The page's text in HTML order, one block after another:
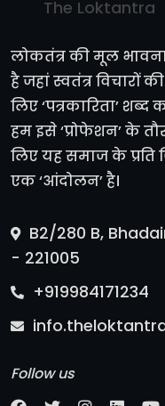
The Loktantra
लोकतंत्र की मूल
है जहां स्वतंत्र विचारों
लिए ‘पत्रकारिता’
हम इसे ‘प्रोफेशन’ के
लिए यह समाज के प्रति
एक ‘आंदोलन’ है।
B2/280 B,
- 221005
+919984171234
Follow us